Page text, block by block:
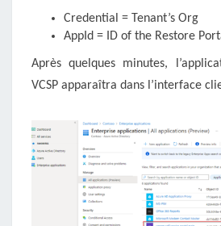
Credential = Tenant’s Org
AppId = ID of the Restore
Après quelques minutes,
VCSP apparaîtra dans l’interface